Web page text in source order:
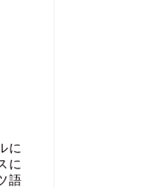
に
に
語